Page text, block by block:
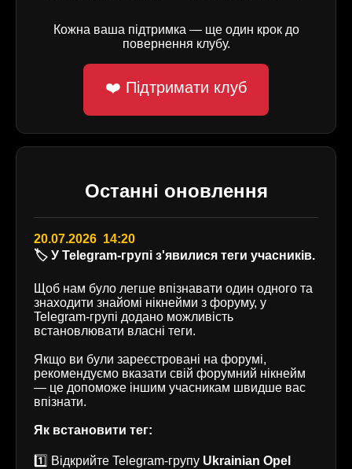
Кожна ваша підтримка — ще один крок до
повернення клубу.
❤️ Підтримати клуб
Останні оновлення
20.07.2026 14:20
🏷️ У Telegram-групі з'явилися теги учасників.
Щоб нам було легше впізнавати один одного та
знаходити знайомі нікнейми з форуму, у
Telegram-групі додано можливість
встановлювати власні теги.
Якщо ви були зареєстровані на форумі,
рекомендуємо вказати свій форумний нікнейм
— це допоможе іншим учасникам швидше вас
впізнати.
Як встановити тег:
1️⃣ Відкрийте Telegram-групу Ukrainian Opel